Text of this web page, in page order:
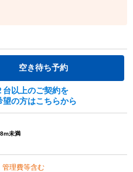
空き待ち予約
台以上のご契約を
望の方はこちらから
未満
管理費等含む